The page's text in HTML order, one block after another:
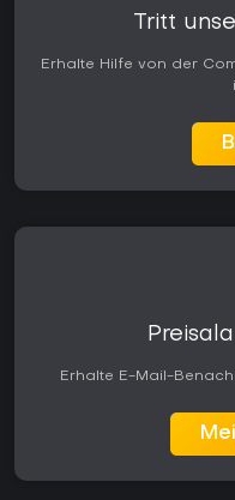
Tritt
Erhalte Hilfe von der
Erhalte E-Mail-